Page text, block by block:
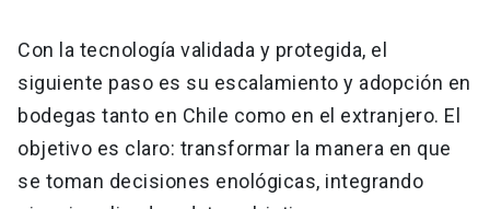
Con la tecnología validada y protegida, el
siguiente paso es su escalamiento y adopción en
bodegas tanto en Chile como en el extranjero. El
objetivo es claro: transformar la manera en que
se toman decisiones enológicas, integrando